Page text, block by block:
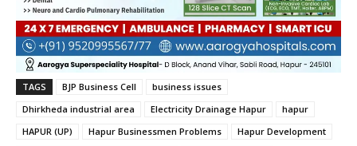
TAGS BJP Business Cell
business issues
Dhirkheda industrial area
Electricity Drainage Hapur
hapur
HAPUR (UP)
Hapur Businessmen Problems
Hapur Development